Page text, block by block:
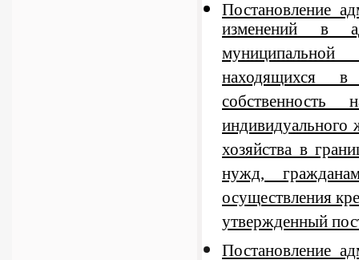
Постановление
изменений в
находящихся в
индивидуального
хозяйства в
нужд,
осуществления
утвержденный
Постановление